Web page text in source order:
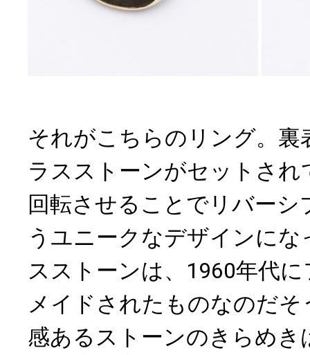
それがこちらのリング。裏
ラスストーンがセットさ
回転させることでリバーシ
うユニークなデザインに
スストーンは、1960年代
メイドされたものなのだ
感あるストーンのきらめき